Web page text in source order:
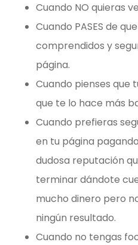
Cuando NO quieras
Cuando PASES de
comprendidos y
página.
Cuando pienses que
que te lo hace más
Cuando prefieras
en tu página
dudosa reputación
terminar dándote
mucho dinero pero
ningún resultado.
Cuando no tengas